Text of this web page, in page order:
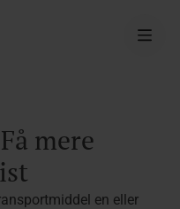
mere
en eller